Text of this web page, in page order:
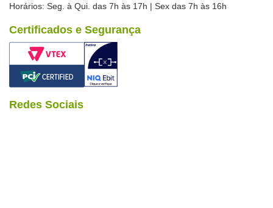
Horários: Seg. à Qui. das 7h às 17h | Sex das 7h às 16h
Certificados e Segurança
Redes Sociais